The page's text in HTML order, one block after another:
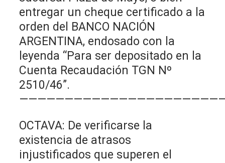
entregar un cheque certificado a la
orden del BANCO NACIÓN
ARGENTINA, endosado con la
leyenda “Para ser depositado en la
Cuenta Recaudación TGN Nº
2510/46”.
OCTAVA: De verificarse la
existencia de atrasos
injustificados que superen el